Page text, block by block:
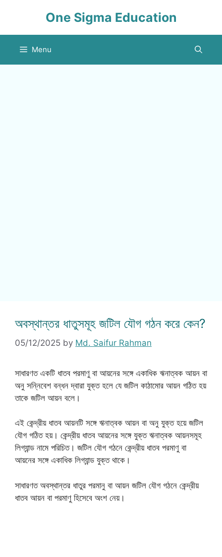
One Sigma Education
Menu
অবস্থান্তর ধাতুসমূহ জটিল যৌগ গঠন করে কেন?
05/12/2025 by Md. Saifur Rahman
সাধারণত একটি ধাতব পরমাণু বা আয়নের সঙ্গে একাধিক ঋনাত্বক আয়ন বা
অনু সন্নিবেশ বন্ধন দ্বারা যুক্ত হলে যে জটিল কাঠামোর আয়ন গঠিত হয়
তাকে জটিল আয়ন বলে।
এই কেন্দ্রীয় ধাতব আয়নটি সঙ্গে ঋনাত্বক আয়ন বা অনু যুক্ত হয়ে জটিল
যৌগ গঠিত হয়। কেন্দ্রীয় ধাতব আয়নের সঙ্গে যুক্ত ঋনাত্বক আয়নসমূহ
লিগ্যান্ড নামে পরিচিত। জটিল যৌগ গঠনে কেন্দ্রীয় ধাতব পরমাণু বা
আয়নের সঙ্গে একাধিক লিগ্যান্ড যুক্ত থাকে।
সাধারণত অবস্থান্তর ধাতুর পরমানু বা আয়ন জটিল যৌগ গঠনে কেন্দ্রীয়
ধাতব আয়ন বা পরমাণু হিসেবে অংশ নেয়।